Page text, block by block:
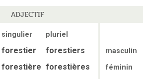
ADJECTIF
singulier
pluriel
forestier forestiers
forestière forestières
masculin
féminin